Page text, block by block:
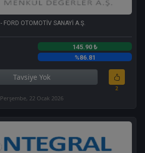
- FORD OTOMOTİV SANAYİ A.Ş.
145.90 ₺
%86.81
Tavsiye Yok
2
Perşembe, 22 Ocak 2026